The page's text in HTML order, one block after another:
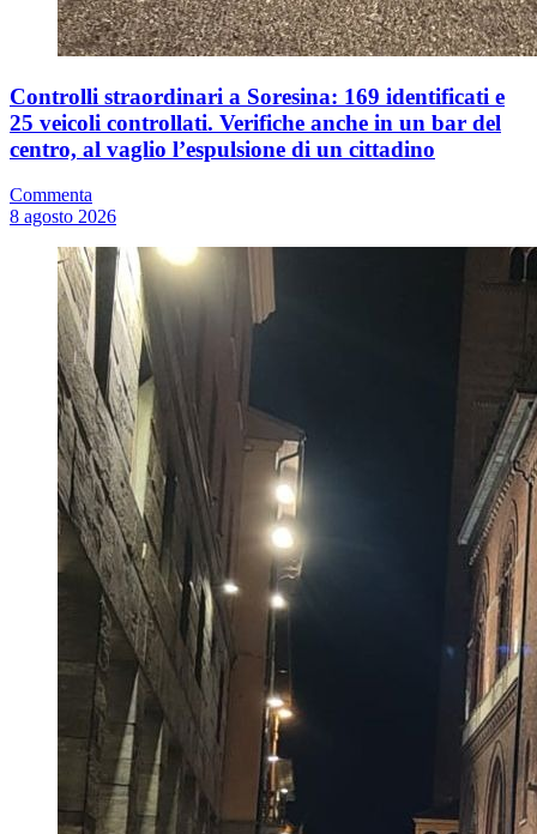
Controlli straordinari a Soresina: 169 identificati e
25 veicoli controllati. Verifiche anche in un bar del
centro, al vaglio l’espulsione di un cittadino
Commenta
8 agosto 2026